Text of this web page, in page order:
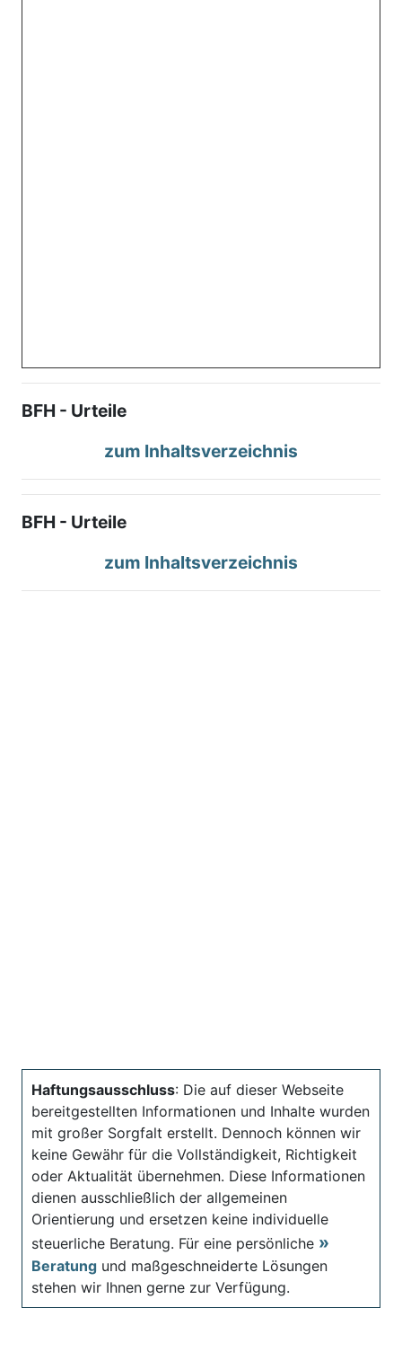
BFH - Urteile
zum Inhaltsverzeichnis
BFH - Urteile
zum Inhaltsverzeichnis
Haftungsausschluss: Die auf dieser Webseite
bereitgestellten Informationen und Inhalte wurden
mit großer Sorgfalt erstellt. Dennoch können wir
keine Gewähr für die Vollständigkeit, Richtigkeit
oder Aktualität übernehmen. Diese Informationen
dienen ausschließlich der allgemeinen
Orientierung und ersetzen keine individuelle
steuerliche Beratung. Für eine persönliche
Beratung und maßgeschneiderte Lösungen
stehen wir Ihnen gerne zur Verfügung.